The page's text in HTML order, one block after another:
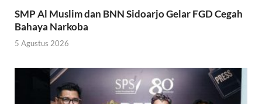
SMP Al Muslim dan BNN Sidoarjo Gelar FGD Cegah
Bahaya Narkoba
5 Agustus 2026